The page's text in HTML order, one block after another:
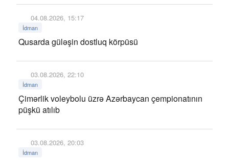
04.08.2026, 15:17
İdman
Qusarda güləşin dostluq körpüsü
03.08.2026, 22:10
İdman
Çimərlik voleybolu üzrə Azərbaycan çempionatının
püşkü atılıb
03.08.2026, 20:03
İdman